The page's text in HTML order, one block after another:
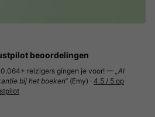
beoordelingen
reizigers gingen je voor! — „Al
bij het boeken“ (Emy) · 4.5 / 5 op